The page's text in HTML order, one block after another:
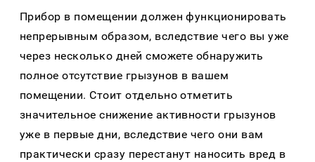
Прибор в помещении должен функционировать
непрерывным образом, вследствие чего вы уже
через несколько дней сможете обнаружить
полное отсутствие грызунов в вашем
помещении. Стоит отдельно отметить
значительное снижение активности грызунов
уже в первые дни, вследствие чего они вам
практически сразу перестанут наносить вред в